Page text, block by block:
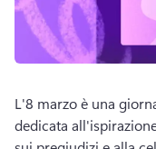
L'8 marzo è una
dedicata